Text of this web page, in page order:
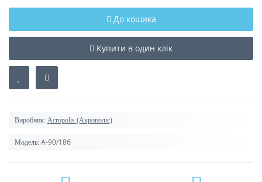
До кошика
Купити в один клік
Виробник: Acropolis (Акрополіс)
Модель: А-90/18б